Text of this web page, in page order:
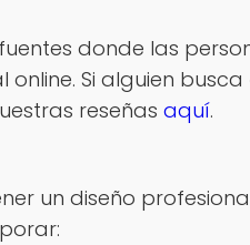
donde las
Si alguien
reseñas aquí.
un diseño